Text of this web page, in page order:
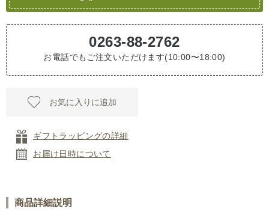
0263-88-2762
お電話でもご注文いただけます(10:00〜18:00)
お気に入りに追加
ギフトラッピングの詳細
お届け日時について
商品詳細説明